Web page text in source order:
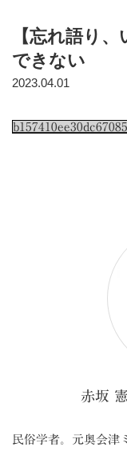
【忘れ語り
できない
2023.04.01
赤坂
民俗学者。元奥会津